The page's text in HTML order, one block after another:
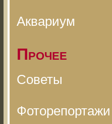
Аквариум
Прочее
Советы
Фоторепортажи